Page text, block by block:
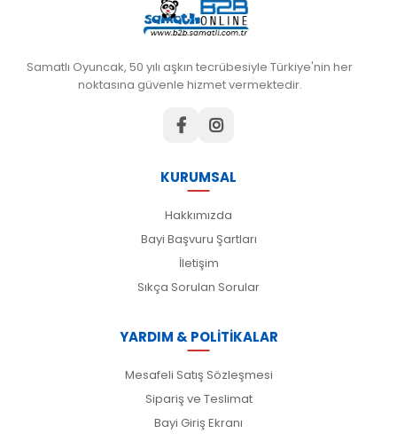
Samatlı Oyuncak, 50 yılı aşkın tecrübesiyle Türkiye'nin her
noktasına güvenle hizmet vermektedir.
KURUMSAL
Hakkımızda
Bayi Başvuru Şartları
İletişim
Sıkça Sorulan Sorular
YARDIM & POLİTİKALAR
Mesafeli Satış Sözleşmesi
Sipariş ve Teslimat
Bayi Giriş Ekranı